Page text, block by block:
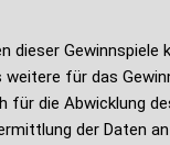
dieser Gewinnspiele
für das
die Abwicklung
der Daten